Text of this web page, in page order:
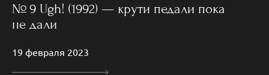
№ 9 Ugh! (1992) — крути педали пока
не дали
19 февраля 2023